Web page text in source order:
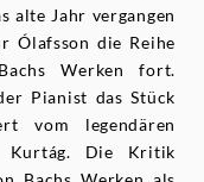
alte Jahr vergangen
Ólafsson die Reihe
Werken fort.
Pianist das Stück
vom legendären
Kurtág. Die Kritik